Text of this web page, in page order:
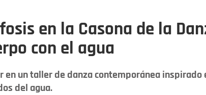
en la Casona de la
con el agua
un taller de danza contemporánea inspirado
del agua.